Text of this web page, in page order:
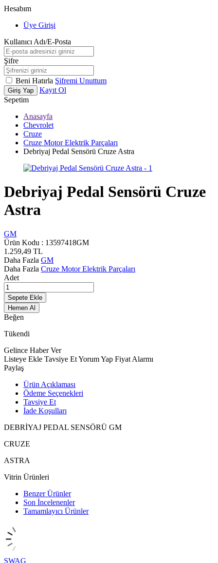
Hesabım
Üye Girişi
Kullanıcı Adı/E-Posta
Şifre
Beni Hatırla Şifremi Unuttum
Giriş Yap
Kayıt Ol
Sepetim
Anasayfa
Chevrolet
Cruze
Cruze Motor Elektrik Parçaları
Debriyaj Pedal Sensörü Cruze Astra
Debriyaj Pedal Sensörü Cruze
Astra
GM
Ürün Kodu : 13597418GM
1.259,49 TL
Daha Fazla GM
Daha Fazla Cruze Motor Elektrik Parçaları
Adet
Sepete Ekle
Hemen Al
Beğen
Tükendi
Gelince Haber Ver
Listeye Ekle Tavsiye EtYorum Yap Fiyat Alarmı
Paylaş
Ürün Açıklaması
Ödeme Seçenekleri
Tavsiye Et
İade Koşulları
DEBRİYAJ PEDAL SENSÖRÜ GM
CRUZE
ASTRA
Vitrin Ürünleri
Benzer Ürünler
Son İncelenenler
Tamamlayıcı Ürünler
SWAG